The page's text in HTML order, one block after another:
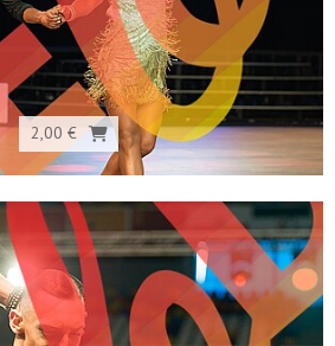
2,00 €